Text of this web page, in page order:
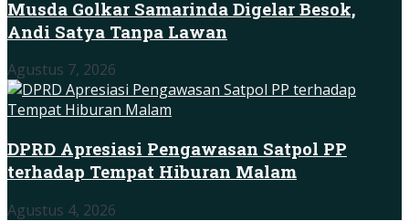
Musda Golkar Samarinda Digelar Besok,
Andi Satya Tanpa Lawan
Agustus 7, 2026
DPRD Apresiasi Pengawasan Satpol PP
terhadap Tempat Hiburan Malam
Agustus 4, 2026